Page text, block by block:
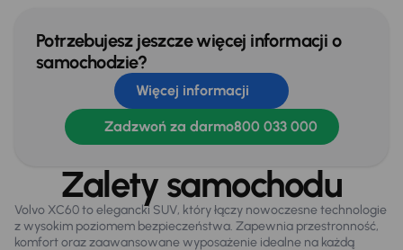
Stereo
Tempomat
WSP. KIEROWNICY
Zamek centralny
Na zewnątrz
Automatyczne swiatla dzienne
Potrzebujesz jeszcze więcej informacji o
samochodzie?
Więcej informacji
Zadzwoń za darmo800 033 000
Zalety samochodu
Volvo XC60 to elegancki SUV, który łączy nowoczesne technologie
z wysokim poziomem bezpieczeństwa. Zapewnia przestronność,
komfort oraz zaawansowane wyposażenie idealne na każdą